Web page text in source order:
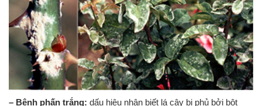
– Bệnh phấn trắng: dấu hiệu nhận biết lá cây bị phủ bởi bột